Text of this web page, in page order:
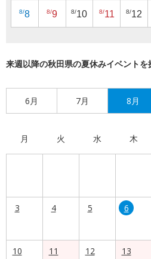
8/8 8/9 8/10 8/11 8/12
来週以降の秋田県の夏休みイベントを
6月 7月 8月
月 火 水 木
3 4 5 6
10 11 12 13